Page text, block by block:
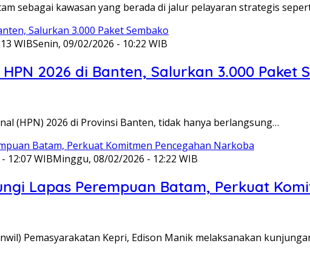
sebagai kawasan yang berada di jalur pelayaran strategis
WIBSenin, 09/02/2026 - 10:22 WIB
2026 di Banten, Salurkan 3.000 Paket
(HPN) 2026 di Provinsi Banten, tidak hanya berlangsung…
12:07 WIBMinggu, 08/02/2026 - 12:22 WIB
Lapas Perempuan Batam, Perkuat
Pemasyarakatan Kepri, Edison Manik melaksanakan